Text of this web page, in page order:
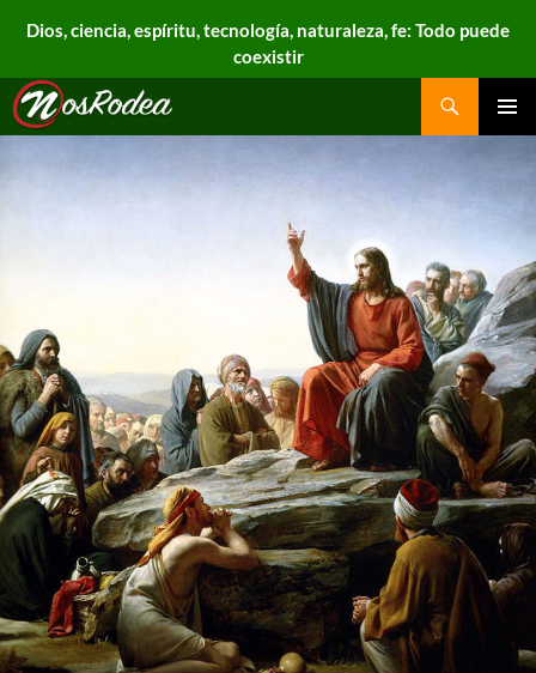
Dios, ciencia, espíritu, tecnología, naturaleza, fe: Todo puede
coexistir
Nos Rodea
Search